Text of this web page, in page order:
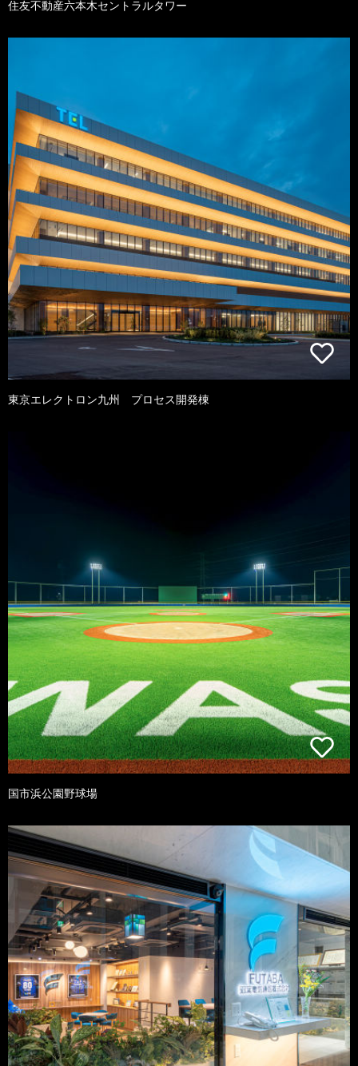
住友不動産六本木セントラルタワー
東京エレクトロン九州 プロセス開発棟
国市浜公園野球場